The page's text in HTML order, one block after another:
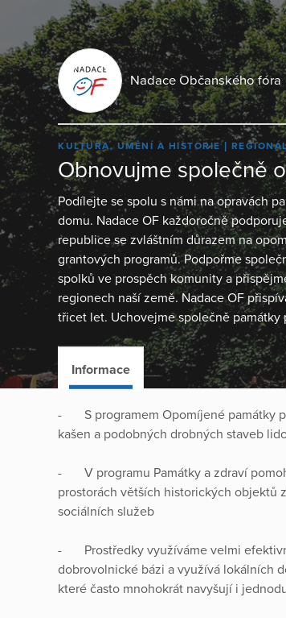
Nadace Občanského fóra
KULTURA, UMĚNÍ A HISTORIE
Obnovujme společně
Podílejte se spolu s námi na opravách
domu. Nadace OF každoročně
republice se zvláštním důrazem na
grantových programů. Podpořme
spolků ve prospěch komunity a
regionech naší země. Nadace OF
třicet let. Uchovejme společně památky
Informace
- S programem Opomíjené památky
kašen a podobných drobných staveb
- V programu Památky a zdraví
prostorách větších historických objektů
sociálních služeb
- Prostředky využíváme velmi
dobrovolnické bázi a využívá lokálních
které často mnohokrát navyšují i